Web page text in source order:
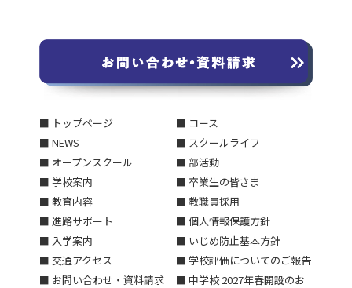
■ トップページ
■ NEWS
■ オープンスクール
■ 学校案内
■ 教育内容
■ 進路サポート
■ 入学案内
■ 交通アクセス
■ お問い合わせ・資料請求
■ コース
■ スクールライフ
■ 部活動
■ 卒業生の皆さま
■ 教職員採用
■ 個人情報保護方針
■ いじめ防止基本方針
■ 学校評価についてのご報告
■ 中学校 2027年春開設のお